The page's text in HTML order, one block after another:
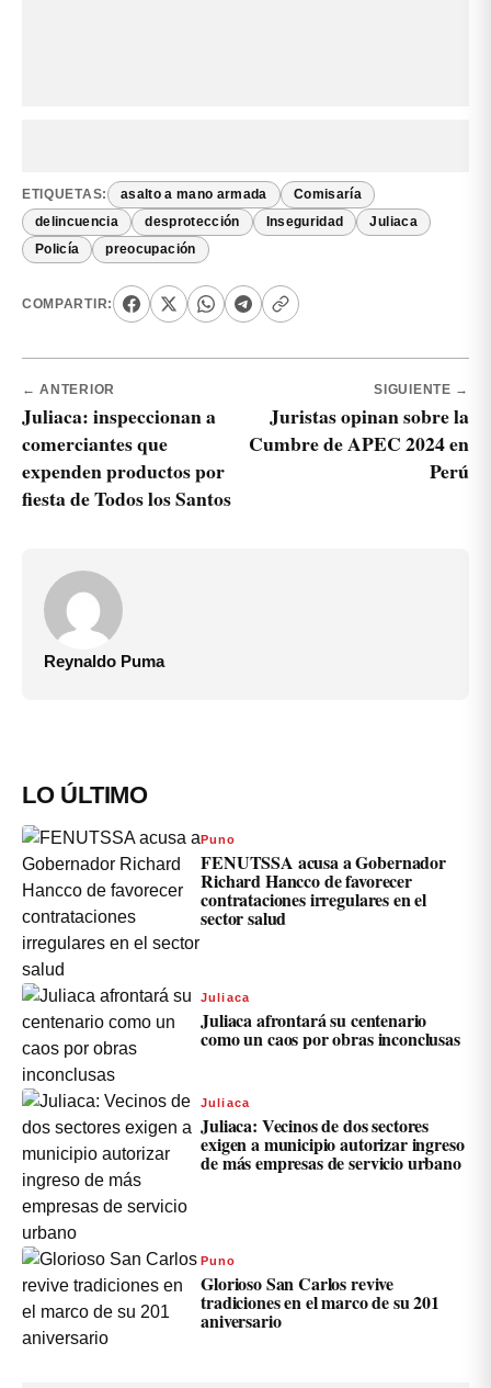
ETIQUETAS: asalto a mano armada Comisaría
delincuencia desprotección Inseguridad Juliaca
Policía preocupación
COMPARTIR:
← ANTERIOR
Juliaca: inspeccionan a
comerciantes que
expenden productos por
fiesta de Todos los Santos
SIGUIENTE →
Juristas opinan sobre la
Cumbre de APEC 2024 en
Perú
Reynaldo Puma
LO ÚLTIMO
Puno
FENUTSSA acusa a Gobernador
Richard Hancco de favorecer
contrataciones irregulares en el
sector salud
Juliaca
Juliaca afrontará su centenario
como un caos por obras inconclusas
Juliaca
Juliaca: Vecinos de dos sectores
exigen a municipio autorizar ingreso
de más empresas de servicio urbano
Puno
Glorioso San Carlos revive
tradiciones en el marco de su 201
aniversario